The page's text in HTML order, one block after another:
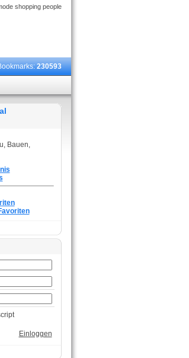
shopping people
230593
Bauen,
Einloggen